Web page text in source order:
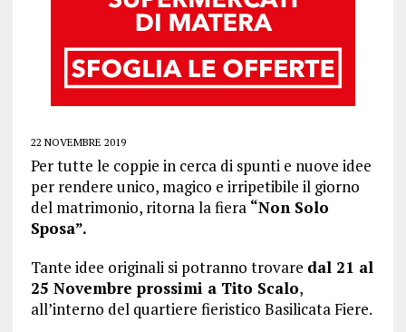
22 NOVEMBRE 2019
Per tutte le coppie in cerca di spunti e nuove idee
per rendere unico, magico e irripetibile il giorno
del matrimonio, ritorna la fiera “Non Solo
Sposa”.
Tante idee originali si potranno trovare dal 21 al
25 Novembre prossimi a Tito Scalo,
all’interno del quartiere fieristico Basilicata Fiere.